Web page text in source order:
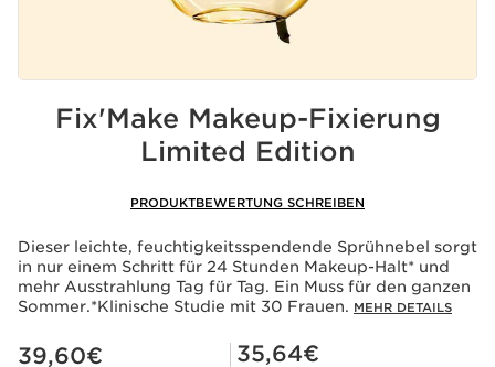
Fix'Make Makeup-Fixierung
Limited Edition
PRODUKTBEWERTUNG SCHREIBEN
Dieser leichte, feuchtigkeitsspendende Sprühnebel sorgt
in nur einem Schritt für 24 Stunden Makeup-Halt* und
mehr Ausstrahlung Tag für Tag. Ein Muss für den ganzen
Sommer.*Klinische Studie mit 30 Frauen. MEHR DETAILS
Aktueller Preis 39,60€
39,60€ Mitgliederpreis 35,64€
35,64€